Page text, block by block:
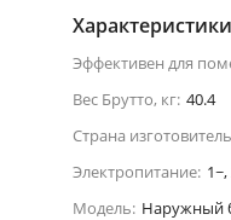
Характеристики
Эффективен для
Вес Брутто, кг: 40.4
Страна
Электропитание:
Модель: Наружный